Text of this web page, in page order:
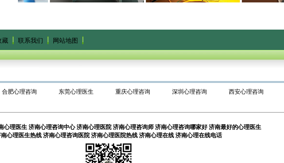
藏 联系我们 网站地图
合肥心理咨询 东莞心理医生 重庆心理咨询 深圳心理咨询 西安心理咨询
心理医生 济南心理咨询中心 济南心理医院 济南心理咨询师 济南心理咨询哪家好 济南最好的心理医生
心理医生热线 济南心理咨询医院 济南心理医院热线 济南心理在线 济南心理在线电话